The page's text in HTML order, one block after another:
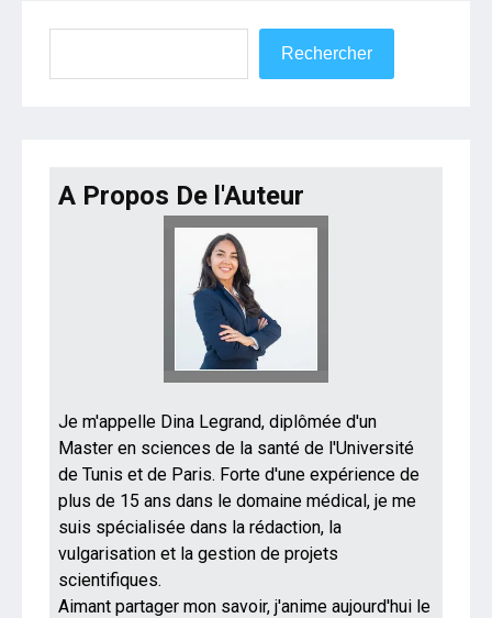
Rechercher
A Propos De l'Auteur
Je m'appelle Dina Legrand, diplômée d'un
Master en sciences de la santé de l'Université
de Tunis et de Paris. Forte d'une expérience de
plus de 15 ans dans le domaine médical, je me
suis spécialisée dans la rédaction, la
vulgarisation et la gestion de projets
scientifiques.
Aimant partager mon savoir, j'anime aujourd'hui le